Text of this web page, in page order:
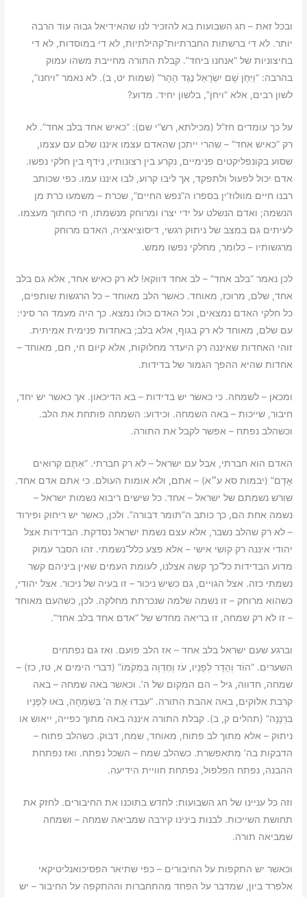
ובכל זאת – חג השבועות בא להזכיר לנו שהאידיאל גבוה עוד הרבה
יותר. לא די ברשתות החברתיות־קהילתיות, לא די במוסדות, לא די
בחיצוניות של “אנחנו ביחד”. קבלת התורה מחייבת משהו עמוק
בהרבה: “וַיִּחַן שָׁם יִשְׂרָאֵל נֶגֶד הָהָר” (שמות יט, ב). לא נאמר “ויחנו”,
לשון רבים, אלא “ויחן”, בלשון יחיד. מדוע?
על כך עומדים חז”ל (מכילתא, רש”י שם): “כאיש אחד בלב אחד”. לא
רק “כאיש אחד” – שהרי ייתכן שהאדם עצמו איננו שלם עם עצמו,
שסוע בקונפליקטים פנימיים, נקרע בין רצונותיו, נידף בין חלקי נפשו.
אדם יכול לפעול ולתפקד, אך ליבו קרוע, לבו איננו עמו. כפי שכותב
רבנו חיים מוולוז’ין בספרו ה”נפש החיים”, שכרת – משמעו כרת מן
הנשמה; ואדם הנשלט על ידי יצרו ומרוחק מנשמתו, חי כחתוך מעצמו.
לעיתים גם במצב של ניתוק רגשי, דיסוציאציה, האדם מרוחק
מרגשותיו – כלומר, מחלקי נפשו ממש.
לכן נאמר “בלב אחד” – לב אחד דווקא! לא רק כאיש אחד, אלא גם בלב
אחד, שלם, מרוכז, מאוחד. כאשר הלב מאוחד – כל הרגשות שותפים,
כל חלקי האדם נמצאים, וכל האדם כולו נמצא. כך היה מעמד הר סיני:
עם שלם, מאוחד לא רק בגוף, אלא בלב; באחדות פנימית אמיתית.
זוהי האחדות שאיננה רק היעדר מחלוקות, אלא קיום חי, חם, מאוחד –
אחדות שהיא ההפך הגמור של בדידות.
ומכאן – לשמחה. כי כאשר יש בדידות – בא הדיכאון. אך כאשר יש יחד,
חיבור, שייכות – באה השמחה. וכידוע: השמחה פותחת את הלב.
וכשהלב נפתח – אפשר לקבל את התורה.
האדם הוא חברתי, אבל עם ישראל – לא רק חברתי. “אַתֶּם קְרוּאִים
אָדָם” (יבמות סא ע״א) – אתם, ולא אומות העולם. כי אתם אדם אחד.
שורש נשמתם של ישראל – אחד. כל שישים ריבוא נשמות ישראל –
נשמה אחת הם, כך כותב ה”תומר דבורה”. ולכן, כאשר יש ריחוק ופירוד
– לא רק שהלב נשבר, אלא עצם נשמת ישראל נסדקת. הבדידות אצל
יהודי איננה רק קושי אישי – אלא פצע כלל־נשמתי. זהו הסבר עמוק
מדוע הבדידות כל־כך קשה אצלנו, לעומת העמים שאין ביניהם קשר
נשמתי כזה. אצל הגויים, גם כשיש ניכור – זו בעיה של ניכור. אצל יהודי,
כשהוא מרוחק – זו נשמה שלמה שנכרתת מחלקה. לכן, כשהעם מאוחד
– זו לא רק שמחה, זו בריאה מחדש של “אדם אחד בלב אחד”.
וברגע שעם ישראל בלב אחד – אז הלב פועם. ואז גם נפתחים
השערים. “הוֹד וְהָדָר לְפָנָיו, עֹז וְחֶדְוָה בִּמְקֹמוֹ” (דברי הימים א, טז, כז) –
שמחה, חדווה, גיל – הם המקום של ה’. וכאשר באה שמחה – באה
קרבת אלוקים, באה אהבת התורה. “עִבְדוּ אֶת ה’ בְּשִׂמְחָה, בֹּאוּ לְפָנָיו
בִּרְנָנָה” (תהלים ק, ב). קבלת התורה איננה באה מתוך כפייה, ייאוש או
ניתוק – אלא מתוך לב פתוח, מאוחד, שמח, דבוק. כשהלב פתוח –
הדבקות בה’ מתאפשרת. כשהלב שמח – השכל נפתח. ואז נפתחת
ההבנה, נפתח הפלפול, נפתחת חוויית הידיעה.
וזה כל עניינו של חג השבועות: לחדש בתוכנו את החיבורים. לחזק את
תחושת השייכות. לבנות בינינו קירבה שמביאה שמחה – ושמחה
שמביאה תורה.
וכאשר יש התקפות על החיבורים – כפי שתיאר הפסיכואנליטיקאי
אלפרד ביון, שמדבר על הפחד מהתחברות וההתקפה על החיבור – יש